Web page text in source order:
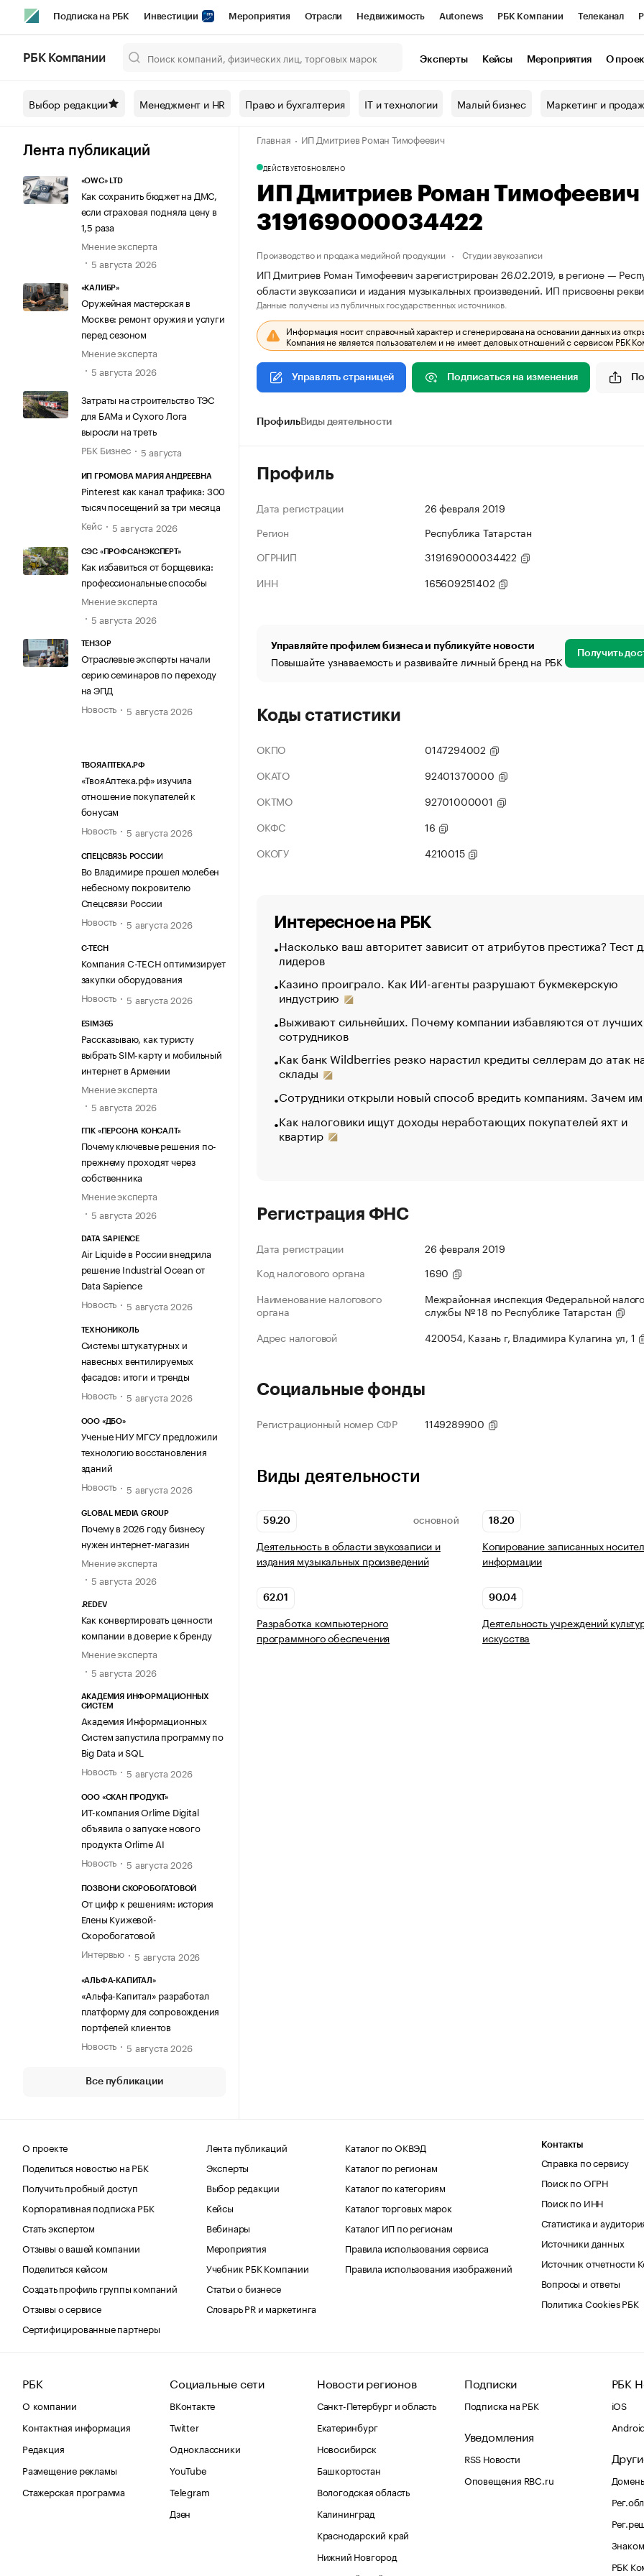
Подписка на РБК Инвестиции Мероприятия Отрасли Недвижимость Autonews РБК Компании Телеканал
Спецпроекты СПб Конференции СПб Спецпроекты Проверка контрагентов
Технологии и медиа Рынок наличной валюты
РБК Компании Эксперты Кейсы Мероприятия О
Выбор редакции Менеджмент и HR Право и бухгалтерия IT и технологии Малый бизнес Маркетинг и
Лента публикаций
«OWC» LTD
Как сохранить бюджет на ДМС,
если страховая подняла цену в
1,5 раза
Мнение эксперта
5 августа 2026
«КАЛИБР»
Оружейная мастерская в
Москве: ремонт оружия и услуги
перед сезоном
Мнение эксперта
5 августа 2026
Затраты на строительство ТЭС
для БАМа и Сухого Лога
выросли на треть
РБК Бизнес
5 августа
ИП ГРОМОВА МАРИЯ АНДРЕЕВНА
Pinterest как канал трафика: 300
тысяч посещений за три месяца
Кейс
5 августа 2026
СЭС «ПРОФСАНЭКСПЕРТ»
Как избавиться от борщевика:
профессиональные способы
Мнение эксперта
5 августа 2026
ТЕНЗОР
Отраслевые эксперты начали
серию семинаров по переходу
на ЭПД
Новость
5 августа 2026
ТВОЯАПТЕКА.РФ
«ТвояАптека.рф» изучила
отношение покупателей к
бонусам
Новость
5 августа 2026
СПЕЦСВЯЗЬ РОССИИ
Во Владимире прошел молебен
небесному покровителю
Спецсвязи России
Новость
5 августа 2026
C-TECH
Компания C-TECH оптимизирует
закупки оборудования
Новость
5 августа 2026
ESIM365
Рассказываю, как туристу
выбрать SIM-карту и мобильный
интернет в Армении
Мнение эксперта
5 августа 2026
ГПК «ПЕРСОНА КОНСАЛТ»
Почему ключевые решения по-
прежнему проходят через
собственника
Мнение эксперта
5 августа 2026
DATA SAPIENCE
Air Liquide в России внедрила
решение Industrial Ocean от
Data Sapience
Новость
5 августа 2026
ТЕХНОНИКОЛЬ
Системы штукатурных и
навесных вентилируемых
фасадов: итоги и тренды
Новость
5 августа 2026
ООО «ДБО»
Ученые НИУ МГСУ предложили
технологию восстановления
зданий
Новость
5 августа 2026
GLOBAL MEDIA GROUP
Почему в 2026 году бизнесу
нужен интернет-магазин
Мнение эксперта
5 августа 2026
.REDEV
Как конвертировать ценности
компании в доверие к бренду
Мнение эксперта
5 августа 2026
АКАДЕМИЯ ИНФОРМАЦИОННЫХ
СИСТЕМ
Академия Информационных
Систем запустила программу по
Big Data и SQL
Новость
5 августа 2026
ООО «СКАН ПРОДУКТ»
ИТ-компания Orlime Digital
объявила о запуске нового
продукта Orlime AI
Новость
5 августа 2026
ПОЗВОНИ СКОРОБОГАТОВОЙ
От цифр к решениям: история
Елены Куижевой-
Скоробогатовой
Интервью
5 августа 2026
«АЛЬФА-КАПИТАЛ»
«Альфа-Капитал» разработал
платформу для сопровождения
портфелей клиентов
Новость
5 августа 2026
Все публикации
Главная ИП Дмитриев Роман Тимофеевич
ДЕЙСТВУЕТОБНОВЛЕНО
ИП Дмитриев Роман
319169000034422
Производство и продажа медийной продукции Студии звукозаписи
ИП Дмитриев Роман Тимофеевич зарегистрирован 26.02.2019, в регионе —
области звукозаписи и издания музыкальных произведений. ИП присвоены
Данные получены из публичных государственных источников.
Информация носит справочный характер и сгенерирована на основании данных из
Компания не является пользователем и не имеет деловых отношений с сервисом РБК
Управлять страницей Подписаться на изменения
ПрофильВиды деятельности
Профиль
Дата регистрации
26 февраля 2019
Регион
Республика Татарстан
ОГРНИП
319169000034422
ИНН
165609251402
Управляйте профилем бизнеса и публикуйте новости
Повышайте узнаваемость и развивайте личный бренд на РБК Получить
Коды статистики
ОКПО
0147294002
ОКАТО
92401370000
ОКТМО
92701000001
ОКФС
16
ОКОГУ
4210015
Интересное на РБК
Насколько ваш авторитет зависит от атрибутов престижа? Тест
лидеров
Казино проиграло. Как ИИ-агенты разрушают букмекерскую
индустрию
Выживают сильнейших. Почему компании избавляются от лучших
сотрудников
Как банк Wildberries резко нарастил кредиты селлерам до атак
склады
Сотрудники открыли новый способ вредить компаниям. Зачем
Как налоговики ищут доходы неработающих покупателей яхт и
квартир
Регистрация ФНС
Дата регистрации
26 февраля 2019
Код налогового органа
1690
Наименование налогового
органа
Межрайонная инспекция Федеральной
службы № 18 по Республике Татарстан
Адрес налоговой
420054, Казань г, Владимира Кулагина ул, 1
Социальные фонды
Регистрационный номер СФР 1149289900
Виды деятельности
59.20 ОСНОВНОЙ
Деятельность в области звукозаписи и
издания музыкальных произведений
18.20
Копирование записанных
информации
62.01
Разработка компьютерного
программного обеспечения
90.04
Деятельность учреждений
искусства
О проекте
Поделиться новостью на РБК
Получить пробный доступ
Корпоративная подписка РБК
Стать экспертом
Отзывы о вашей компании
Поделиться кейсом
Создать профиль группы компаний
Отзывы о сервисе
Сертифицированные партнеры
Лента публикаций
Эксперты
Выбор редакции
Кейсы
Вебинары
Мероприятия
Учебник РБК Компании
Статьи о бизнесе
Словарь PR и маркетинга
Каталог по ОКВЭД
Каталог по регионам
Каталог по категориям
Каталог торговых марок
Каталог ИП по регионам
Правила использования сервиса
Правила использования изображений
Контакты
Справка по сервису
Поиск по ОГРН
Поиск по ИНН
Статистика и
Источники данных
Источник отчетности
Вопросы и ответы
Политика Cookies РБК
РБК
О компании
Контактная информация
Редакция
Размещение рекламы
Стажерская программа
Социальные сети
ВКонтакте
Twitter
Одноклассники
YouTube
Telegram
Дзен
Новости регионов
Санкт-Петербург и область
Екатеринбург
Новосибирск
Башкортостан
Вологодская область
Калининград
Краснодарский край
Нижний Новгород
Подписки
Подписка на РБК
Уведомления
RSS Новости
Оповещения RBC.ru
РБК
iOS
РБК